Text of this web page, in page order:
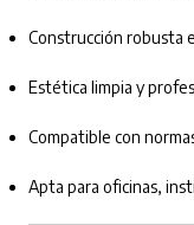
Construcción robusta
Estética limpia y
Compatible con
Apta para oficinas,